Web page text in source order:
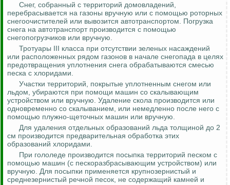
Снег, собранный с территорий домовладений,
перебрасывается на газоны вручную или с помощью роторных
снегоочистителей или вывозится автотранспортом. Погрузка
снега на автотранспорт производится с помощью
снегопогрузчиков или вручную.
Тротуары III класса при отсутствии зеленых насаждений
или расположенных рядом газонов в начале снегопада в целях
предотвращения уплотнения снега обрабатываются смесью
песка с хлоридами.
Участки территорий, покрытые уплотненным снегом или
льдом, убираются при помощи машин со скалывающим
устройством или вручную. Удаление скола производится или
одновременно со скалыванием, или немедленно после него с
помощью плужно-щеточных машин или вручную.
Для удаления отдельных образований льда толщиной до 2
см производится предварительная обработка этих
образований хлоридами.
При гололеде производится посыпка территорий песком с
помощью машин (с пескоразбрасывающим устройством) или
вручную. Для посыпки применяется крупнозернистый и
среднезернистый речной песок, не содержащий камней и